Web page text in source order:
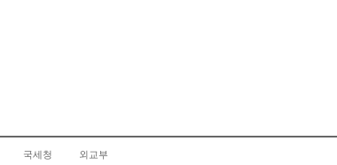
국세청 외교부